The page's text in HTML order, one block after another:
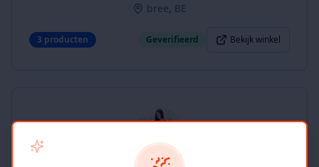
bree, BE
3 producten Geverifieerd Bekijk winkel